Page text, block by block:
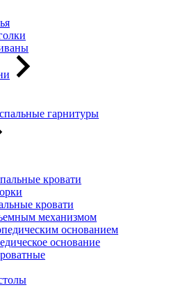
гарнитуры
кровати
кровати
механизмом
основанием
основание